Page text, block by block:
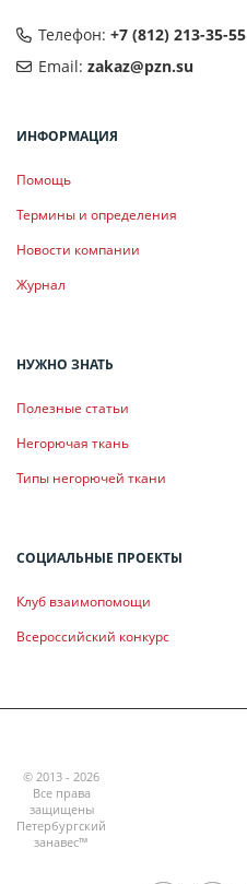
Телефон: +7 (812) 213-35-55
Email: zakaz@pzn.su
ИНФОРМАЦИЯ
Помощь
Термины и определения
Новости компании
Журнал
НУЖНО ЗНАТЬ
Полезные статьи
Негорючая ткань
Типы негорючей ткани
СОЦИАЛЬНЫЕ ПРОЕКТЫ
Клуб взаимопомощи
Всероссийский конкурс
© 2013 - 2026
Все права
защищены
Петербургский
занавес™